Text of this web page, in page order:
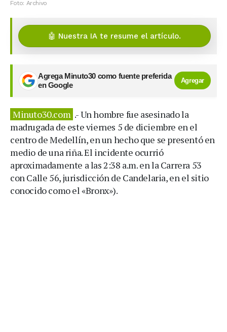
Foto: Archivo
🤖 Nuestra IA te resume el artículo.
Agrega Minuto30 como fuente preferida
en Google
Agregar
Minuto30.com .- Un hombre fue asesinado la
madrugada de este viernes 5 de diciembre en el
centro de Medellín, en un hecho que se presentó en
medio de una riña. El incidente ocurrió
aproximadamente a las 2:38 a.m. en la Carrera 53
con Calle 56, jurisdicción de Candelaria, en el sitio
conocido como el «Bronx»).